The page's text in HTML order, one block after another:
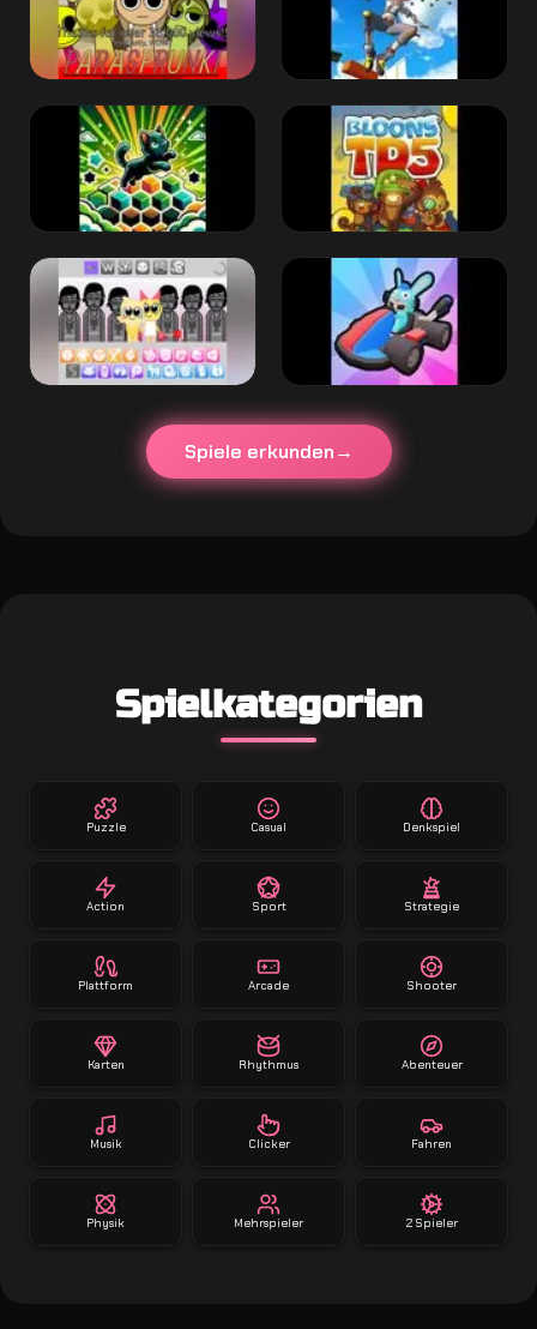
Spiele erkunden
Spielkategorien
Puzzle Casual Denkspiel
Action Sport Strategie
Plattform Arcade Shooter
Karten Rhythmus Abenteuer
Musik Clicker Fahren
Physik Mehrspieler 2 Spieler